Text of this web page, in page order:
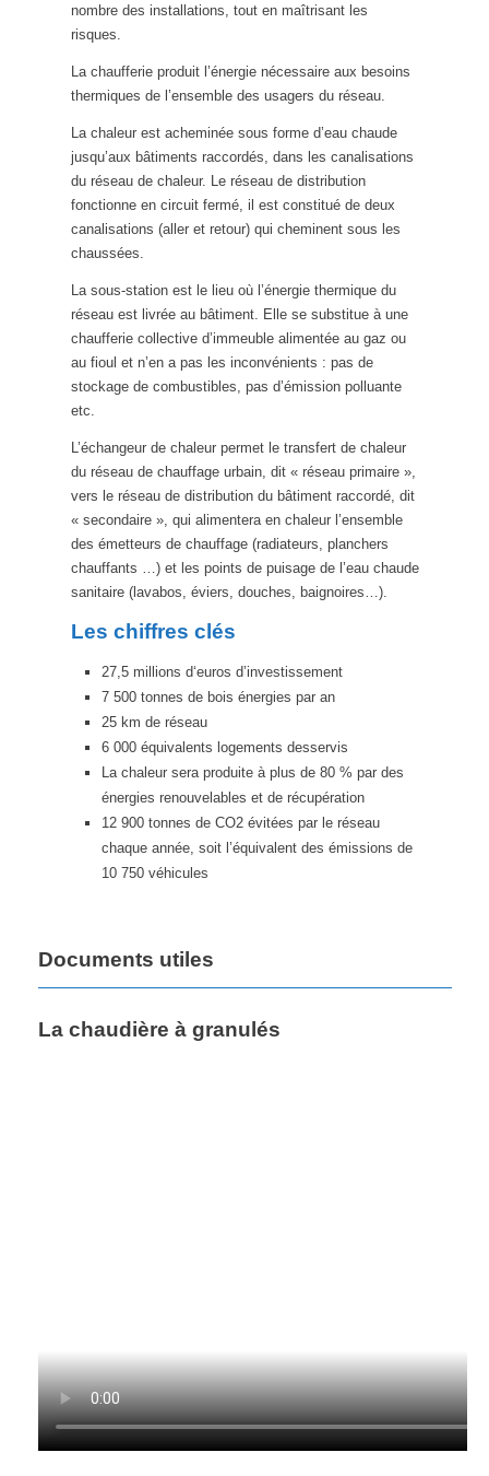
nombre des installations, tout en maîtrisant les
risques.
La chaufferie produit l’énergie nécessaire aux besoins
thermiques de l’ensemble des usagers du réseau.
La chaleur est acheminée sous forme d’eau chaude
jusqu’aux bâtiments raccordés, dans les canalisations
du réseau de chaleur. Le réseau de distribution
fonctionne en circuit fermé, il est constitué de deux
canalisations (aller et retour) qui cheminent sous les
chaussées.
La sous-station est le lieu où l’énergie thermique du
réseau est livrée au bâtiment. Elle se substitue à une
chaufferie collective d’immeuble alimentée au gaz ou
au fioul et n’en a pas les inconvénients : pas de
stockage de combustibles, pas d’émission polluante
etc.
L’échangeur de chaleur permet le transfert de chaleur
du réseau de chauffage urbain, dit « réseau primaire »,
vers le réseau de distribution du bâtiment raccordé, dit
« secondaire », qui alimentera en chaleur l’ensemble
des émetteurs de chauffage (radiateurs, planchers
chauffants …) et les points de puisage de l’eau chaude
sanitaire (lavabos, éviers, douches, baignoires…).
Les chiffres clés
27,5 millions d‘euros d’investissement
7 500 tonnes de bois énergies par an
25 km de réseau
6 000 équivalents logements desservis
La chaleur sera produite à plus de 80 % par des
énergies renouvelables et de récupération
12 900 tonnes de CO2 évitées par le réseau
chaque année, soit l’équivalent des émissions de
10 750 véhicules
Documents utiles
La chaudière à granulés